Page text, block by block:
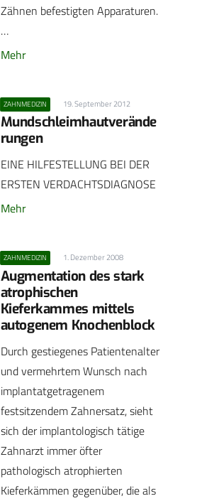
Zähnen befestigten Apparaturen.
…
Mehr
ZAHNMEDIZIN 19. September 2012
Mundschleimhautverände
rungen
EINE HILFESTELLUNG BEI DER
ERSTEN VERDACHTSDIAGNOSE
Mehr
ZAHNMEDIZIN 1. Dezember 2008
Augmentation des stark
atrophischen
Kieferkammes mittels
autogenem Knochenblock
Durch gestiegenes Patientenalter
und vermehrtem Wunsch nach
implantatgetragenem
festsitzendem Zahnersatz, sieht
sich der implantologisch tätige
Zahnarzt immer öfter
pathologisch atrophierten
Kieferkämmen gegenüber, die als